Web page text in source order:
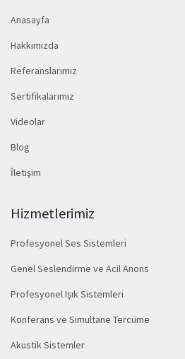
Anasayfa
Hakkımızda
Referanslarımız
Sertifikalarımız
Videolar
Blog
İletişim
Hizmetlerimiz
Profesyonel Ses Sistemleri
Genel Seslendirme ve Acil Anons
Profesyonel Işık Sistemleri
Konferans ve Simultane Tercüme
Akustik Sistemler